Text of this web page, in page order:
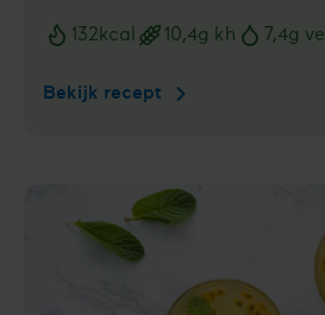
132kcal 10,4g kh 7,4g
Bekijk recept Appel